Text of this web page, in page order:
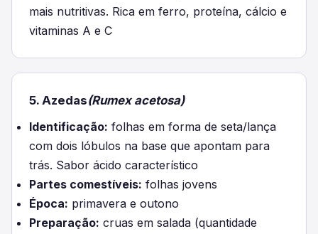
mais nutritivas. Rica em ferro, proteína, cálcio e
vitaminas A e C
5. Azedas(Rumex acetosa)
Identificação: folhas em forma de seta/lança
com dois lóbulos na base que apontam para
trás. Sabor ácido característico
Partes comestíveis: folhas jovens
Época: primavera e outono
Preparação: cruas em salada (quantidade